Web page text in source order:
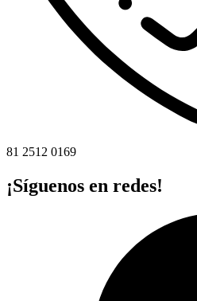
81 2512 0169
¡Síguenos en redes!